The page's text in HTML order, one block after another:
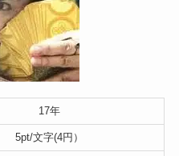
17年
5pt/文字(4円）